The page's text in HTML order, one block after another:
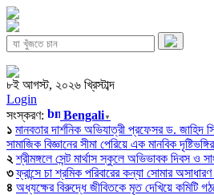
৮ই আগস্ট, ২০২৬ খ্রিস্টাব্দ
Login
সংস্করণ:
Bengali▼
১ মানবতার দার্শনিক অভিযাত্রী প্রফেসর ড. জাহিদ
সামাজিক বিজ্ঞানের সীমা পেরিয়ে এক মানবিক
২ শ্রীমঙ্গলে সেন্ট মার্থাস স্কুলে অভিভাবক দিবস ও
৩ ফ্রান্সে চা শ্রমিক পরিবারের কন্যা সোমার
৪ অধ্যক্ষের বিরুদ্ধে জীবিতকে মৃত দেখিয়ে কমিটি